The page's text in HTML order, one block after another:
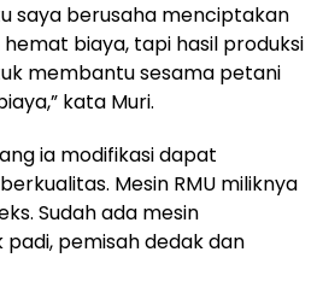
saya berusaha menciptakan
biaya, tapi hasil produksi
membantu sesama petani
kata Muri.
ia modifikasi dapat
Mesin RMU miliknya
Sudah ada mesin
pemisah dedak dan